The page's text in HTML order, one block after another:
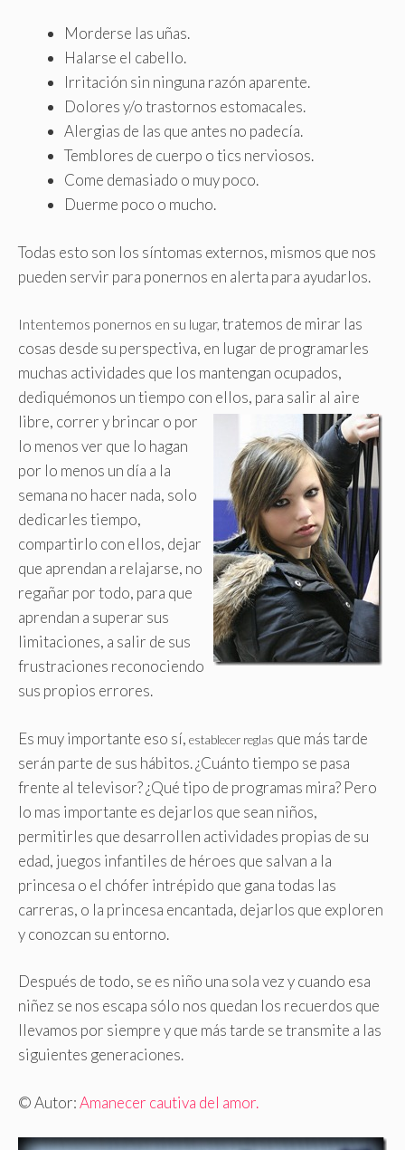
Morderse las uñas.
Halarse el cabello.
Irritación sin ninguna razón aparente.
Dolores y/o trastornos estomacales.
Alergias de las que antes no padecía.
Temblores de cuerpo o tics nerviosos.
Come demasiado o muy poco.
Duerme poco o mucho.
Todas esto son los síntomas externos, mismos que nos
pueden servir para ponernos en alerta para ayudarlos.
Intentemos ponernos en su lugar, tratemos de mirar las
cosas desde su perspectiva, en lugar de programarles
muchas actividades que los mantengan ocupados,
dediquémonos un tiempo con ellos, para salir al aire
libre, correr y brincar o por
lo menos ver que lo hagan
por lo menos un día a la
semana no hacer nada, solo
dedicarles tiempo,
compartirlo con ellos, dejar
que aprendan a relajarse, no
regañar por todo, para que
aprendan a superar sus
limitaciones, a salir de sus
frustraciones reconociendo
sus propios errores.
Es muy importante eso sí, establecer reglas que más tarde
serán parte de sus hábitos. ¿Cuánto tiempo se pasa
frente al televisor? ¿Qué tipo de programas mira? Pero
lo mas importante es dejarlos que sean niños,
permitirles que desarrollen actividades propias de su
edad, juegos infantiles de héroes que salvan a la
princesa o el chófer intrépido que gana todas las
carreras, o la princesa encantada, dejarlos que exploren
y conozcan su entorno.
Después de todo, se es niño una sola vez y cuando esa
niñez se nos escapa sólo nos quedan los recuerdos que
llevamos por siempre y que más tarde se transmite a las
siguientes generaciones.
© Autor:Amanecer cautiva del amor.